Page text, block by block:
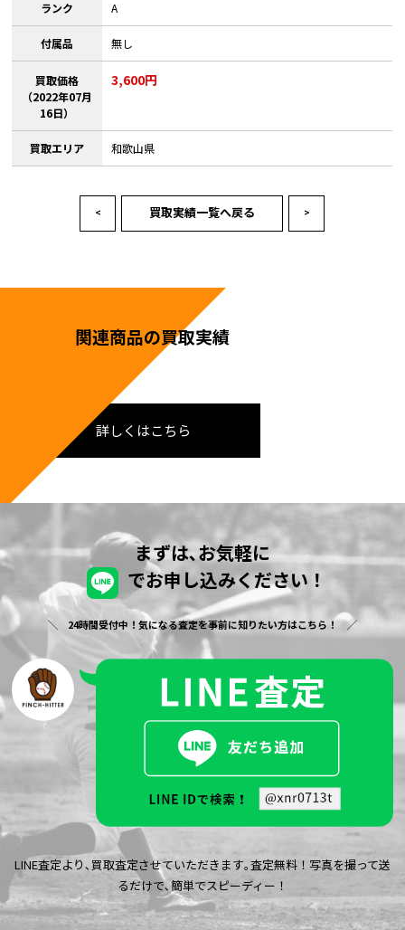
ランク A
付属品 無し
買取価格
（2022年07月
16日）
3,600円
買取エリア 和歌山県
< 買取実績一覧へ戻る >
関連商品の買取実績
詳しくはこちら
まずは､お気軽に
でお申し込みください！
24時間受付中！気になる査定を事前に知りたい方はこちら！
LINE査定より､買取査定させていただきます｡査定無料！写真を撮って送
るだけで､簡単でスピーディー！